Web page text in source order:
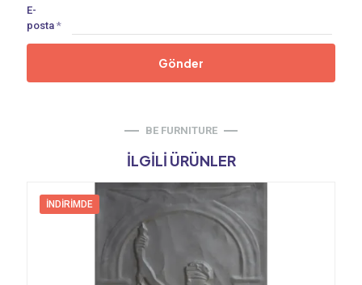
E-
posta *
BE FURNITURE
İLGILI ÜRÜNLER
İNDIRIMDE